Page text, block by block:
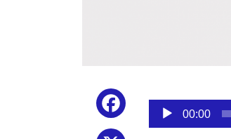
Facebook
Reproductor
audio
00:00